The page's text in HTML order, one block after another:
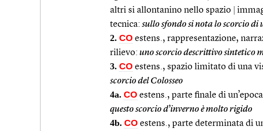
altri si allontanino nello spazio
tecnica: sullo sfondo si nota lo scorcio di
2. CO estens., rappresentazione,
rilievo: uno scorcio descrittivo sintetico
3. CO estens., spazio limitato di una
scorcio del Colosseo
4a. CO estens., parte finale di
questo scorcio d’inverno è molto rigido
4b. CO estens., parte determinata di